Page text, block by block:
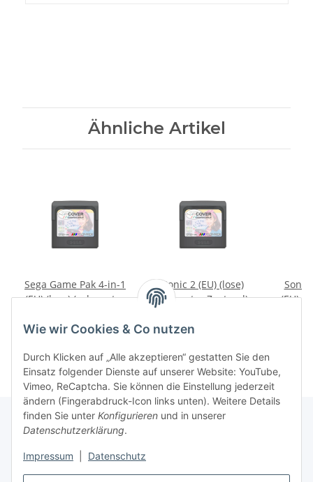
Wie wir Cookies & Co nutzen
Durch Klicken auf „Alle akzeptieren“ gestatten Sie den
Einsatz folgender Dienste auf unserer Website: YouTube,
Vimeo, ReCaptcha. Sie können die Einstellung jederzeit
ändern (Fingerabdruck-Icon links unten). Weitere Details
finden Sie unter Konfigurieren und in unserer
Datenschutzerklärung.
Impressum Datenschutz
Ähnliche Artikel
Sega Game Pak 4-in-1
(EU) (lose) (sehr guter
Gear
Sonic 2 (EU) (lose)
(sehr guter Zustand) -
Sonic
(EU)